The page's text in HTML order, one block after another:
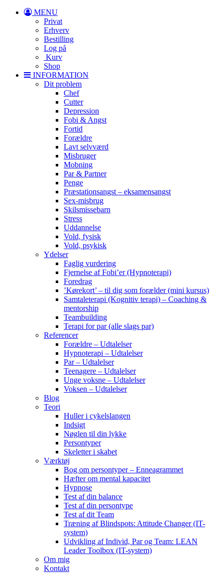
MENU
Privat
Erhverv
Bestilling
Log på
Kurv
Shop
INFORMATION
Dit problem
Chef
Cutter
Depression
Fobi & Angst
Fortid
Forældre
Lavt selvværd
Misbruger
Mobning
Par & Partner
Penge
Præstationsangst – eksamensangst
Sex-misbrug
Skilsmissebarn
Stress
Uddannelse
Vold, fysisk
Vold, psykisk
Ydelser
Faglig vurdering
Fjernelse af Fobi’er (Hypnoterapi)
Foredrag
’Kørekort’ – til dig som forælder (mini kursus)
Samtaleterapi (Kognitiv terapi) – Coaching &
mentorship
Teambuilding
Terapi for par (alle slags par)
Referencer
Forældre – Udtalelser
Hypnoterapi – Udtalelser
Par – Udtalelser
Teenagere – Udtalelser
Unge voksne – Udtalelser
Voksen – Udtalelser
Blog
Teori
Huller i cykelslangen
Indsigt
Nøglen til din lykke
Persontyper
Skeletter i skabet
Værktøj
Bog om persontyper – Enneagrammet
Hæfter om mental kapacitet
Hypnose
Test af din balance
Test af din persontype
Test af dit Team
Træning af Blindspots: Attitude Changer (IT-
system)
Udvikling af Individ, Par og Team: LEAN
Leader Toolbox (IT-system)
Om mig
Kontakt